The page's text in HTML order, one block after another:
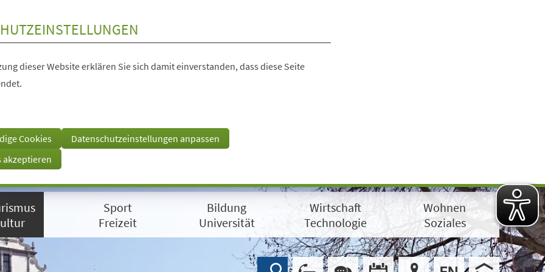
dieser Website erklären Sie sich damit einverstanden, dass diese Seite
Cookies
Datenschutzeinstellungen anpassen
akzeptieren
Sport
Freizeit
Bildung
Universität
Wirtschaft
Technologie
Wohnen
Soziales